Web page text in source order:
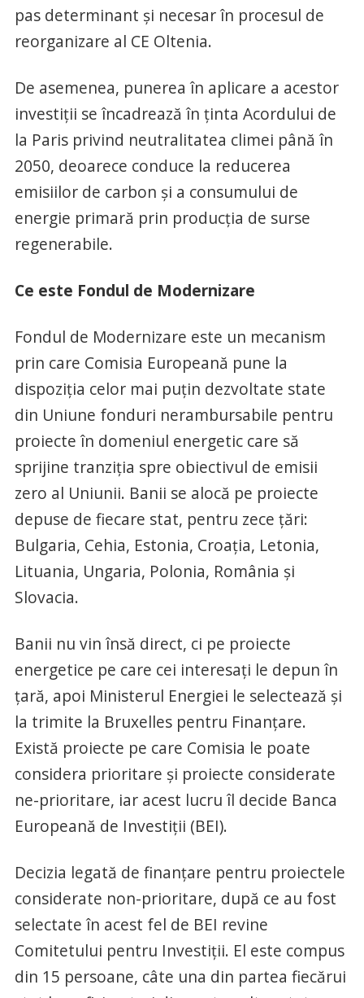
pas determinant și necesar în procesul de
reorganizare al CE Oltenia.
De asemenea, punerea în aplicare a acestor
investiții se încadrează în ținta Acordului de
la Paris privind neutralitatea climei până în
2050, deoarece conduce la reducerea
emisiilor de carbon și a consumului de
energie primară prin producția de surse
regenerabile.
Ce este Fondul de Modernizare
Fondul de Modernizare este un mecanism
prin care Comisia Europeană pune la
dispoziția celor mai puțin dezvoltate state
din Uniune fonduri nerambursabile pentru
proiecte în domeniul energetic care să
sprijine tranziția spre obiectivul de emisii
zero al Uniunii. Banii se alocă pe proiecte
depuse de fiecare stat, pentru zece țări:
Bulgaria, Cehia, Estonia, Croația, Letonia,
Lituania, Ungaria, Polonia, România și
Slovacia.
Banii nu vin însă direct, ci pe proiecte
energetice pe care cei interesați le depun în
țară, apoi Ministerul Energiei le selectează și
la trimite la Bruxelles pentru Finanțare.
Există proiecte pe care Comisia le poate
considera prioritare și proiecte considerate
ne-prioritare, iar acest lucru îl decide Banca
Europeană de Investiții (BEI).
Decizia legată de finanțare pentru proiectele
considerate non-prioritare, după ce au fost
selectate în acest fel de BEI revine
Comitetului pentru Investiții. El este compus
din 15 persoane, câte una din partea fiecărui